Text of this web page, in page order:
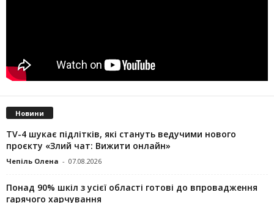
Новини
TV-4 шукає підлітків, які стануть ведучими нового
проєкту «Злий чат: Вижити онлайн»
Чепіль Олена - 07.08.2026
Понад 90% шкіл з усієї області готові до впровадження
гарячого харчування